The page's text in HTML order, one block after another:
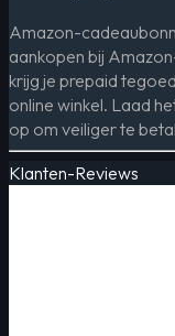
Amazon-
aankopen bij
krijg je prepaid
online winkel. Laad
op om veiliger te
Klanten-Reviews